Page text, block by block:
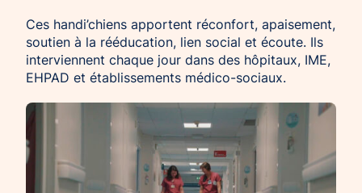
Ces handi’chiens apportent réconfort, apaisement,
soutien à la rééducation, lien social et écoute. Ils
interviennent chaque jour dans des hôpitaux, IME,
EHPAD et établissements médico-sociaux.